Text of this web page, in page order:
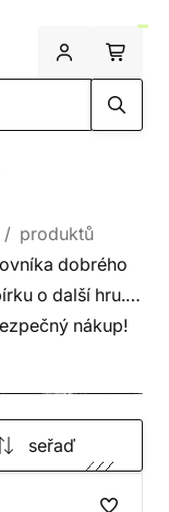
/ produktů
dobrého
o další hru.
nákup!
seřaď